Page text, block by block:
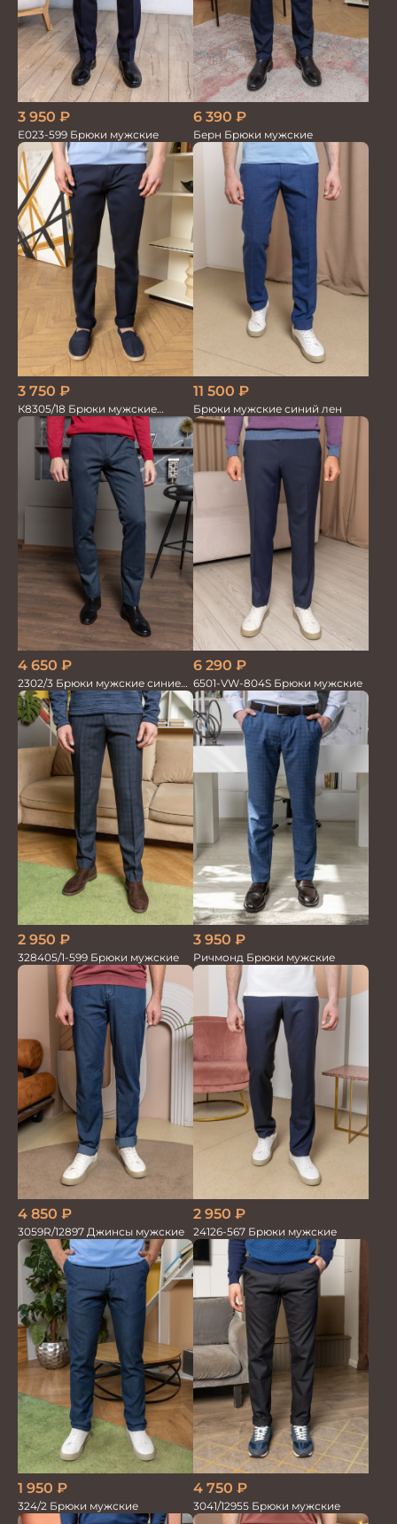
3 950 ₽
Е023-599 Брюки мужские
6 390 ₽
Берн Брюки мужские
3 750 ₽
К8305/18 Брюки мужские
т.синие
11 500 ₽
Брюки мужские синий лен
4 650 ₽
2302/3 Брюки мужские синие
диагональ
6 290 ₽
6501-VW-804S Брюки мужские
2 950 ₽
328405/1-599 Брюки мужские
3 950 ₽
Ричмонд Брюки мужские
4 850 ₽
3059R/12897 Джинсы мужские
2 950 ₽
24126-567 Брюки мужские
1 950 ₽
324/2 Брюки мужские
4 750 ₽
3041/12955 Брюки мужские